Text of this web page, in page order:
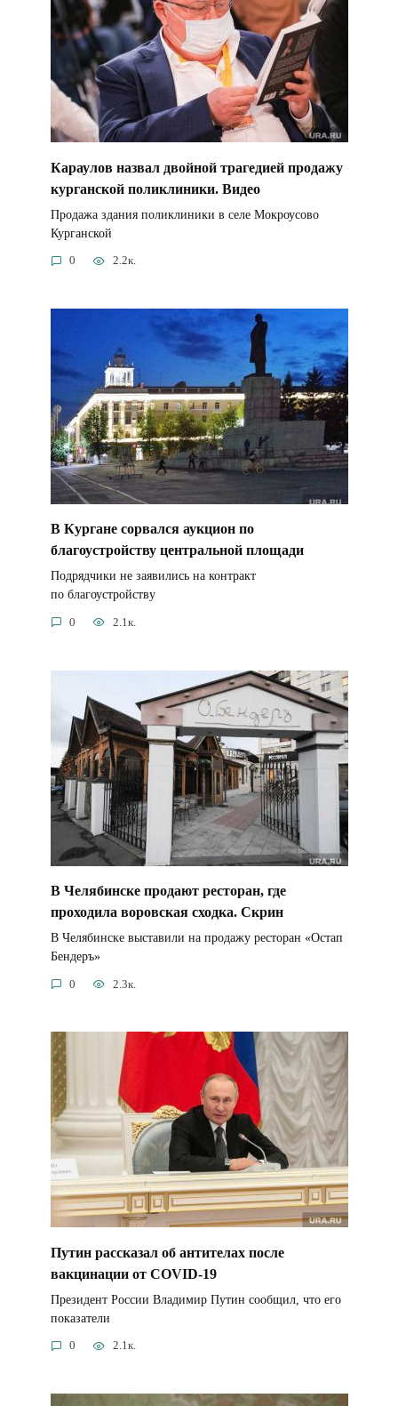
Караулов назвал двойной трагедией продажу
курганской поликлиники. Видео
Продажа здания поликлиники в селе Мокроусово
Курганской
0 2.2к.
В Кургане сорвался аукцион по
благоустройству центральной площади
Подрядчики не заявились на контракт
по благоустройству
0 2.1к.
В Челябинске продают ресторан, где
проходила воровская сходка. Скрин
В Челябинске выставили на продажу ресторан «Остап
Бендеръ»
0 2.3к.
Путин рассказал об антителах после
вакцинации от COVID-19
Президент России Владимир Путин сообщил, что его
показатели
0 2.1к.